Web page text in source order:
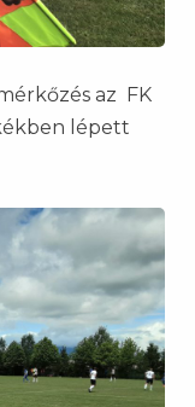
az FK
lépett